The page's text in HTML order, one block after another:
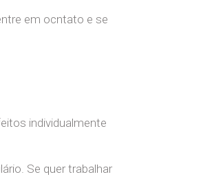
em ocntato e se
individualmente
Se quer trabalhar